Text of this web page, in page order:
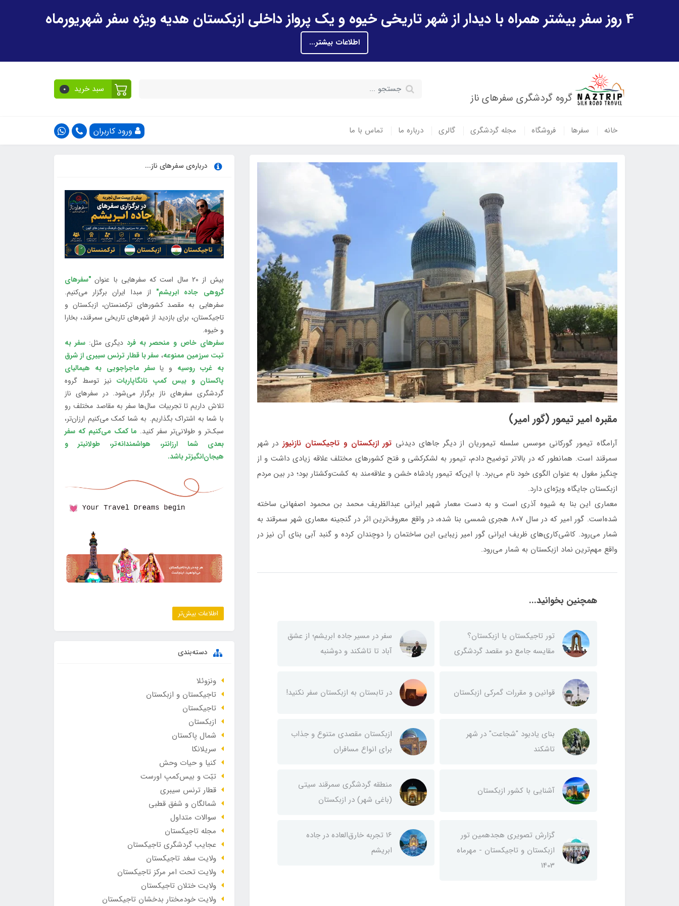
4 روز سفر بیشتر همراه با دیدار از شهر تاریخی خیوه و یک پرواز داخلی ازبکستان هدیه ویژه سفر شهریورماه
اطلاعات بیشتر...
گروه گردشگری سفرهای ناز
سبد خرید 0
خانه سفرها فروشگاه مجله گردشگری گالری درباره ما تماس با ما ورود کاربران
مقبره امیر تیمور (گور امیر)
آرامگاه تیمور گورکانی موسس سلسله تیموریان از دیگر جاهای دیدنی تور ازبکستان و تاجیکستان نازنیوزدر شهر
سمرقند است. همانطور که در بالاتر توضیح دادم، تیمور به لشکرکشی و فتح کشورهای مختلف علاقه زیادی داشت و از
چنگیز مغول به عنوان الگوی خود نام می‌برد. با این‌که تیمور پادشاه خشن و علاقه‌مند به کشت‌و‌کشتار بود؛ در بین مردم
ازبکستان جایگاه ویژه‌ای دارد.
معماری این بنا به شیوه آذری است و به دست معمار شهیر ایرانی عبدالظریف محمد بن محمود اصفهانی ساخته
شده‌است. گور امیر که در سال ۸۰۷ هجری شمسی بنا شده، در واقع معروف‌ترین اثر در گنجینه معماری شهر سمرقند به
شمار می‌رود. کاشی‌کاری‌های ظریف ایرانی گور امیر زیبایی این ساختمان را دوچندان کرده و گنبد آبی بنای آن نیز در
واقع مهم‌ترین نماد ازبکستان به شمار می‌رود.
همچنین بخوانید...
تور تاجیکستان یا ازبکستان؟
مقایسه جامع دو مقصد گردشگری
سفر در مسیر جاده ابریشم؛ از عشق
آباد تا تاشکند و دوشنبه
قوانین و مقررات گمرکی ازبکستان در تابستان به ازبکستان سفر نکنید!
بنای یادبود "شجاعت" در شهر
تاشکند
ازبکستان مقصدی متنوع و جذاب
برای انواع مسافران
آشنایی با کشور ازبکستان
منطقه گردشگری سمرقند سیتی
(باغی شهر) در ازبکستان
گزارش تصویری هجدهمین تور
ازبکستان و تاجیکستان - مهرماه
1403
۱6 تجربه خارق‌العاده در جاده
ابریشم
درباره‌ی سفرهای ناز...
بیش از 20 سال است که سفرهایی با عنوان
"سفرهای
گروهی جاده ابریشم" از مبدا ایران برگزار می‌کنیم.
سفرهایی به مقصد کشورهای ترکمنستان، ازبکستان و
تاجیکستان، برای بازدید از شهرهای تاریخی سمرقند، بخارا
و خیوه.
سفرهای خاص و منحصر به فرددیگری مثل:سفر به
تبت سرزمین ممنوعه، سفر با قطار ترنس سیبری از شرق
به غرب روسیه و یاسفر ماجراجویی به هیمالیای
پاکستان و بیس کمپ نانگاپاربات نیز توسط گروه
گردشگری سفرهای ناز برگزار می‌شود. در سفرهای ناز
تلاش داریم تا تجربیات سال‌ها سفر به مقاصد مختلف رو
با شما به اشتراک بگذاریم. به شما کمک می‌کنیم ارزان‌تر،
سبک‌تر و طولانی‌تر سفر کنید. ما کمک می‌کنیم که سفر
بعدی شما ارزانتر، هواشمندانه‌تر، طولانی‎تر و
هیجان‌انگیزتر باشد.
اطلاعات بیش‌تر
دسته‌بندی
ونزوئلا
تاجیکستان و ازبکستان
تاجیکستان
ازبکستان
شمال پاکستان
سریلانکا
کنیا و حیات وحش
تبّت و بیس‌کمپ اورست
قطار ترنس سیبری
شمالگان و شفق قطبی
سوالات متداول
مجله تاجیکستان
عجایب گردشگری تاجیکستان
ولایت سغد تاجیکستان
ولایت تحت امر مرکز تاجیکستان
ولایت ختلان تاجیکستان
ولایت خودمختار بدخشان تاجیکستان